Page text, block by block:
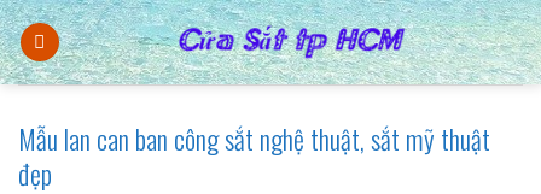
Skip
to
content
Mẫu lan can ban công sắt nghệ thuật, sắt mỹ thuật
đẹp